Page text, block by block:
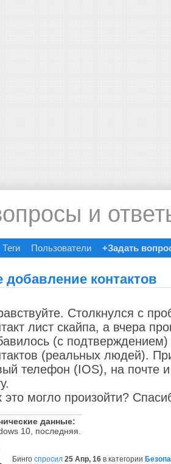
и
Теги Пользователи +Задать
добавление контактов
Столкнулся с
лист скайпа, а вчера
(с
(реальных людей).
телефон (IOS), на почте
это могло произойти?
данные:
10, последняя.
Бинго спросил 25 Апр, 16 в категории